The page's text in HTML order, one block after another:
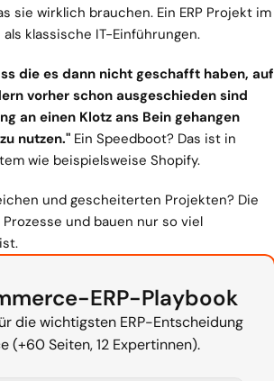
sie wirklich brauchen. Ein ERP Projekt im
klassische IT-Einführungen.
die es dann nicht geschafft haben, auf
vorher schon ausgeschieden sind
an einen Klotz ans Bein gehangen
nutzen." Ein Speedboot? Das ist in
wie beispielsweise Shopify.
und gescheiterten Projekten? Die
und bauen nur so viel
ERP-Playbook
die wichtigsten ERP-Entscheidung
(+60 Seiten, 12 Expertinnen).